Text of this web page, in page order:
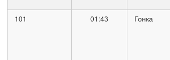
101 01:43 Гонка